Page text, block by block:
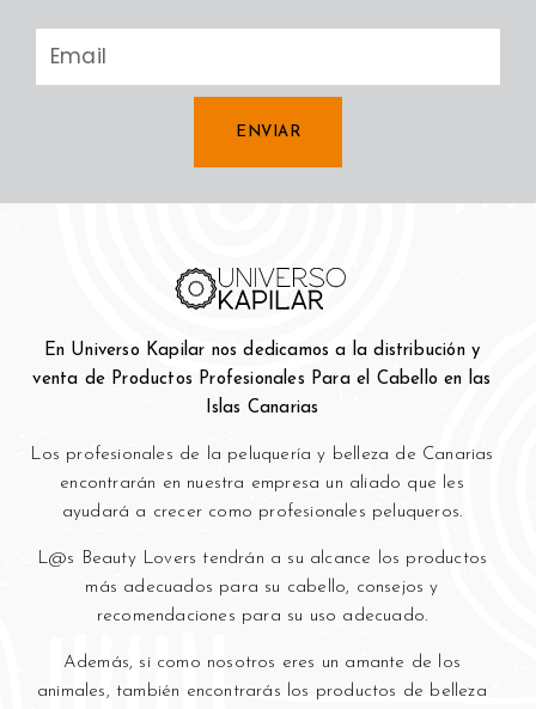
ENVIAR
En Universo Kapilar nos dedicamos a la distribución y
venta de Productos Profesionales Para el Cabello en las
Islas Canarias
Los profesionales de la peluquería y bell eza de Canarias
encontrarán en nuestra empresa un aliado que les
ayudará a crecer como profesionales peluqueros.
L@s Beauty Lovers tendrán a su alcance los productos
más adecuados para su cabello, consejos y
recomendaciones para su uso adecuado.
Además, si como nosotros eres un amante de los
animales, también encontrarás los productos de belleza